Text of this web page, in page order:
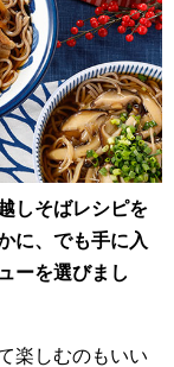
しそばレシピを
に、でも手に入
ーを選びまし
楽しむのもいい